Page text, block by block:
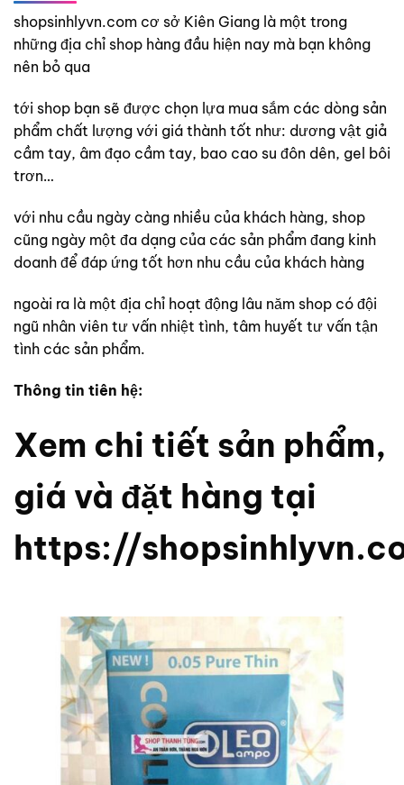
shopsinhlyvn.com cơ sở Kiên Giang là một trong
những địa chỉ shop hàng đầu hiện nay mà bạn không
nên bỏ qua
tới shop bạn sẽ được chọn lựa mua sắm các dòng sản
phẩm chất lượng với giá thành tốt như: dương vật giả
cầm tay, âm đạo cầm tay, bao cao su đôn dên, gel bôi
trơn…
với nhu cầu ngày càng nhiều của khách hàng, shop
cũng ngày một đa dạng của các sản phẩm đang kinh
doanh để đáp ứng tốt hơn nhu cầu của khách hàng
ngoài ra là một địa chỉ hoạt động lâu năm shop có đội
ngũ nhân viên tư vấn nhiệt tình, tâm huyết tư vấn tận
tình các sản phẩm.
Thông tin tiên hệ:
Xem chi tiết sản phẩm,
giá và đặt hàng tại
https://